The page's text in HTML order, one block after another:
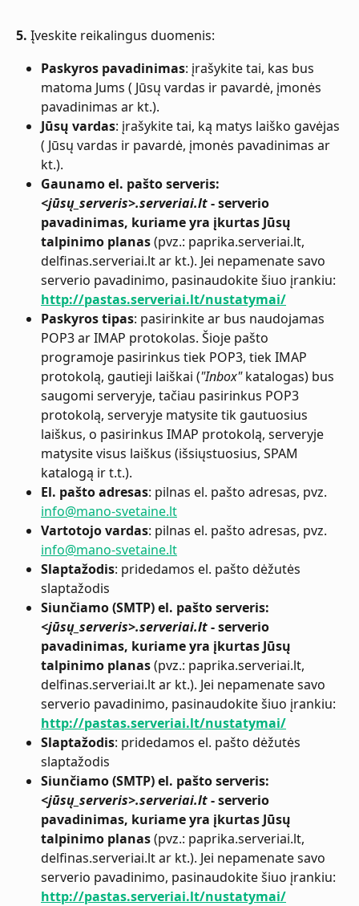
5. Įveskite reikalingus duomenis:
Paskyros pavadinimas: įrašykite tai, kas bus
matoma Jums ( Jūsų vardas ir pavardė, įmonės
pavadinimas ar kt.).
Jūsų vardas: įrašykite tai, ką matys laiško gavėjas
( Jūsų vardas ir pavardė, įmonės pavadinimas ar
kt.).
Gaunamo el. pašto serveris:
<jūsų_serveris>.serveriai.lt - serverio
pavadinimas, kuriame yra įkurtas Jūsų
talpinimo planas (pvz.: paprika.serveriai.lt,
delfinas.serveriai.lt ar kt.). Jei nepamenate savo
serverio pavadinimo, pasinaudokite šiuo įrankiu:
http://pastas.serveriai.lt/nustatymai/
Paskyros tipas: pasirinkite ar bus naudojamas
POP3 ar IMAP protokolas. Šioje pašto
programoje pasirinkus tiek POP3, tiek IMAP
protokolą, gautieji laiškai ("Inbox" katalogas) bus
saugomi serveryje, tačiau pasirinkus POP3
protokolą, serveryje matysite tik gautuosius
laiškus, o pasirinkus IMAP protokolą, serveryje
matysite visus laiškus (išsiųstuosius, SPAM
katalogą ir t.t.).
El. pašto adresas: pilnas el. pašto adresas, pvz.
info@mano-svetaine.lt
Vartotojo vardas: pilnas el. pašto adresas, pvz.
info@mano-svetaine.lt
Slaptažodis: pridedamos el. pašto dėžutės
slaptažodis
Siunčiamo (SMTP) el. pašto serveris:
<jūsų_serveris>.serveriai.lt - serverio
pavadinimas, kuriame yra įkurtas Jūsų
talpinimo planas (pvz.: paprika.serveriai.lt,
delfinas.serveriai.lt ar kt.). Jei nepamenate savo
serverio pavadinimo, pasinaudokite šiuo įrankiu:
http://pastas.serveriai.lt/nustatymai/
Slaptažodis: pridedamos el. pašto dėžutės
slaptažodis
Siunčiamo (SMTP) el. pašto serveris:
<jūsų_serveris>.serveriai.lt - serverio
pavadinimas, kuriame yra įkurtas Jūsų
talpinimo planas (pvz.: paprika.serveriai.lt,
delfinas.serveriai.lt ar kt.). Jei nepamenate savo
serverio pavadinimo, pasinaudokite šiuo įrankiu:
http://pastas.serveriai.lt/nustatymai/